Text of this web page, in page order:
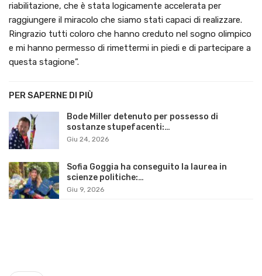
riabilitazione, che è stata logicamente accelerata per
raggiungere il miracolo che siamo stati capaci di realizzare.
Ringrazio tutti coloro che hanno creduto nel sogno olimpico
e mi hanno permesso di rimettermi in piedi e di partecipare a
questa stagione”.
PER SAPERNE DI PIÙ
Bode Miller detenuto per possesso di
sostanze stupefacenti:…
Giu 24, 2026
Sofia Goggia ha conseguito la laurea in
scienze politiche:…
Giu 9, 2026